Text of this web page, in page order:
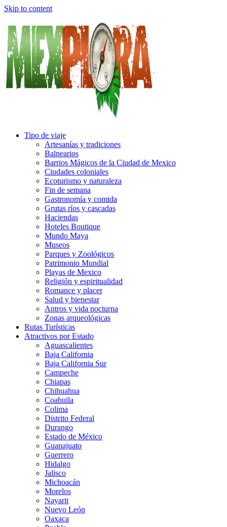
Skip to content
Tipo de viaje
Artesanías y tradiciones
Balnearios
Barrios Mágicos de la Ciudad de Mexico
Ciudades coloniales
Ecoturismo y naturaleza
Fin de semana
Gastronomía y comida
Grutas ríos y cascadas
Haciendas
Hoteles Boutique
Mundo Maya
Museos
Parques y Zoológicos
Patrimonio Mundial
Playas de Mexico
Religión y espiritualidad
Romance y placer
Salud y bienestar
Antros y vida nocturna
Zonas arqueológicas
Rutas Turísticas
Atractivos por Estado
Aguascalientes
Baja California
Baja California Sur
Campeche
Chiapas
Chihuahua
Coahuila
Colima
Distrito Federal
Durango
Estado de México
Guanajuato
Guerrero
Hidalgo
Jalisco
Michoacán
Morelos
Nayarit
Nuevo León
Oaxaca